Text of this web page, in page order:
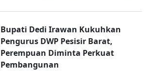
Bupati Dedi Irawan Kukuhkan
Pengurus DWP Pesisir Barat,
Perempuan Diminta Perkuat
Pembangunan